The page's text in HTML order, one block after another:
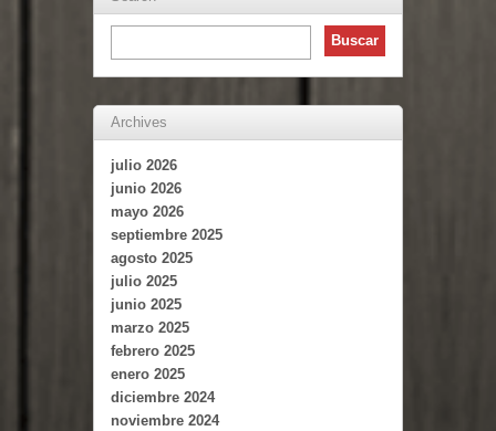
Archives
julio 2026
junio 2026
mayo 2026
septiembre 2025
agosto 2025
julio 2025
junio 2025
marzo 2025
febrero 2025
enero 2025
diciembre 2024
noviembre 2024